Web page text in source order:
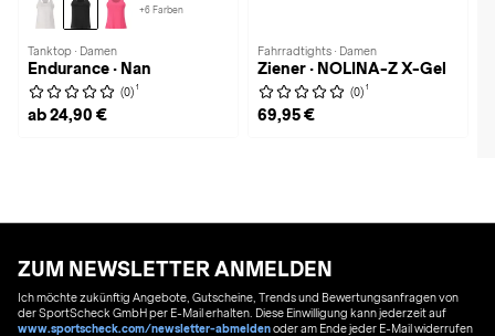
+6 Farben
Tanktop · Damen
Endurance · Nan
(0) 1
ab 24,90 €
Fahrradtights · Damen
Ziener · NOLINA-Z X-Gel
(0) 1
69,95 €
ZUM NEWSLETTER ANMELDEN
Ich möchte zukünftig Angebote, Gutscheine, Trends und Bewertungsanfragen von
der SportScheck GmbH per E-Mail erhalten. Diese Einwilligung kann jederzeit auf
www.sportscheck.com/newsletter-abmeldenoder am Ende jeder E-Mail widerrufen